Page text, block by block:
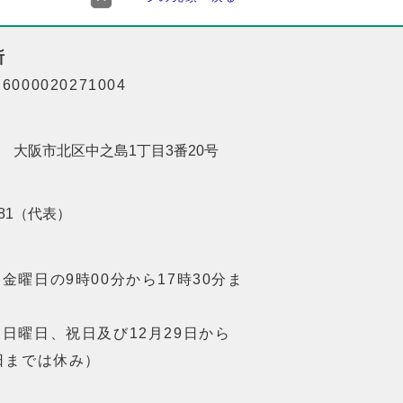
6000020271004
大阪市北区中之島1丁目3番20号
（代表）
金曜日の9時00分から17時30分ま
日曜日、祝日及び12月29日から
では休み）